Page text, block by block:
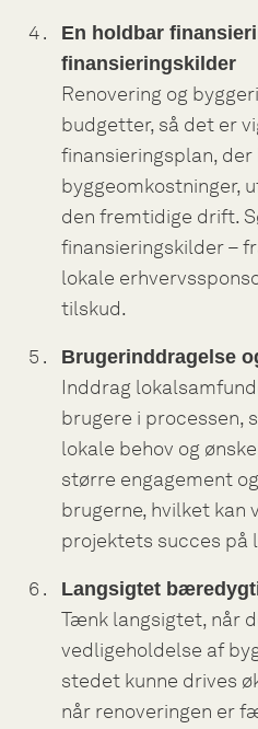
En holdbar
finansieringskilder
Renovering og
budgetter, så det er
finansieringsplan,
byggeomkostninger,
den fremtidige drift.
finansieringskilder –
lokale
tilskud.
Brugerinddragelse
Inddrag
brugere i processen,
lokale behov og
større engagement
brugerne, hvilket
projektets succes på
Langsigtet
Tænk langsigtet, når
vedligeholdelse af
stedet kunne drives
når renoveringen er